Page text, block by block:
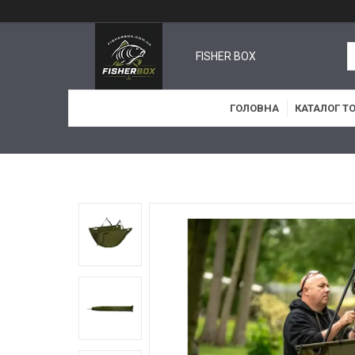
FISHER BOX
ГОЛОВНА КАТАЛОГ